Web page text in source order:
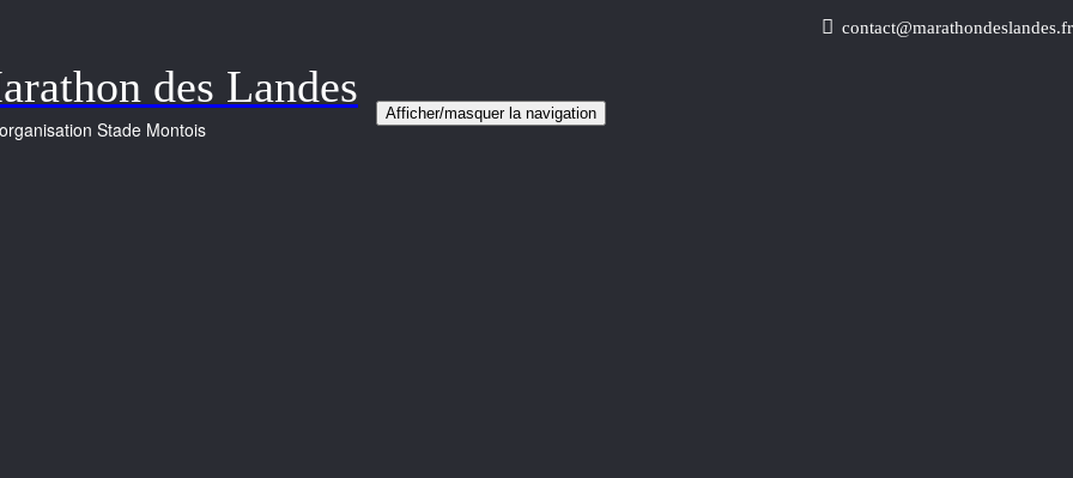
contact@marathondeslandes.fr
des Landes
Stade Montois
Afficher/masquer la navigation